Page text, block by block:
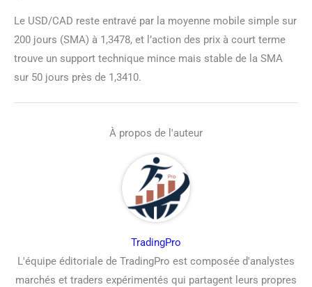
Le USD/CAD reste entravé par la moyenne mobile simple sur
200 jours (SMA) à 1,3478, et l’action des prix à court terme
trouve un support technique mince mais stable de la SMA
sur 50 jours près de 1,3410.
À propos de l'auteur
TradingPro
L'équipe éditoriale de TradingPro est composée d'analystes
marchés et traders expérimentés qui partagent leurs propres